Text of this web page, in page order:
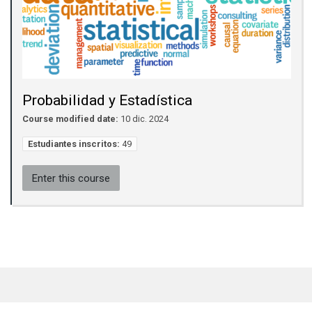
Probabilidad y Estadística
Course modified date: 10 dic. 2024
Estudiantes inscritos: 49
Enter this course